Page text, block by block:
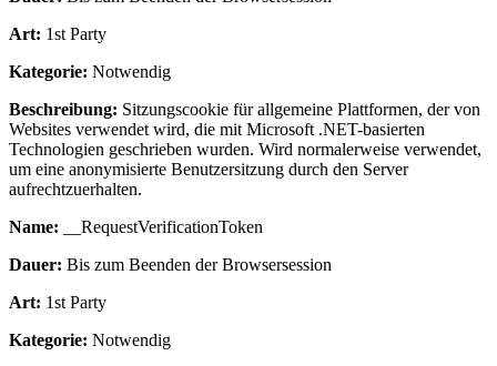
Art: 1st Party
Kategorie: Notwendig
Beschreibung: Sitzungscookie für allgemeine Plattformen, der von
Websites verwendet wird, die mit Microsoft .NET-basierten
Technologien geschrieben wurden. Wird normalerweise verwendet,
um eine anonymisierte Benutzersitzung durch den Server
aufrechtzuerhalten.
Name: __RequestVerificationToken
Dauer: Bis zum Beenden der Browsersession
Art: 1st Party
Kategorie: Notwendig